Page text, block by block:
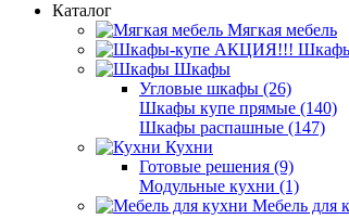
Каталог
Мягкая мебель
Шкафы
Угловые шкафы (26)
Шкафы купе прямые (140)
Шкафы распашные (147)
Кухни
Готовые решения (9)
Модульные кухни (1)
Мебель для